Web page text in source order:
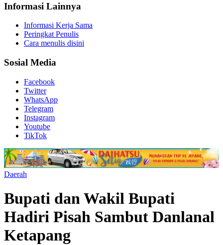
Informasi Lainnya
Informasi Kerja Sama
Peringkat Penulis
Cara menulis disini
Sosial Media
Facebook
Twitter
WhatsApp
Telegram
Instagram
Youtube
TikTok
Daerah
Bupati dan Wakil Bupati
Hadiri Pisah Sambut Danlanal
Ketapang